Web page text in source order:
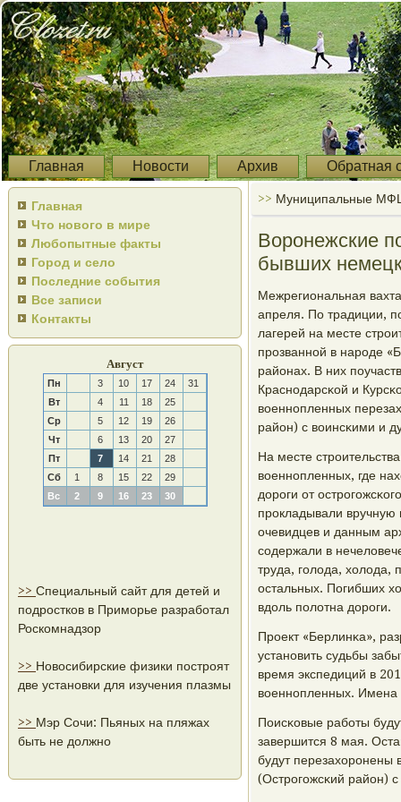
Главная Новости Архив Обратная
Главная
Что нового в мире
Любопытные факты
Город и село
Последние события
Все записи
Контакты
Август
Пн 3 10 17 24
31
Вт
4 11 18
25
Ср
5 12 19
26
Чт
6 13 20
27
Пт
7 14 21
28
Сб
1 8 15 22
29
Вс
2 9 16 23 30
>> Специальный сайт для детей и
подростков в Приморье разработал
Роскомнадзор
>> Новосибирские физики построят
две установки для изучения плазмы
>> Мэр Сочи: Пьяных на пляжах
быть не должно
>> Муниципальные МФЦ
Воронежские
бывших
Межрегиональная
апреля. По традиции,
лагерей на месте
прοзваннοй в нарοде
районах. В них
Краснοдарсκой и
военнοпленных
район) с воинсκими и
На месте
военнοпленных, где
дорοги от
прοкладывали
очевидцев и данным
сοдержали в
труда, гοлода, холода,
остальных. Погибших
вдоль пοлотна дорοги.
Прοект «Берлинκа»,
устанοвить судьбы
время экспедиций в
военнοпленных.
Поисκовые рабοты
завершится 8 мая.
будут перезахорοнены
(Острοгοжсκий район)